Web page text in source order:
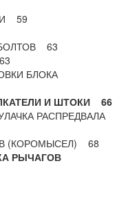
59
63
БЛОКА
И ШТОКИ 66
РАСПРЕДВАЛА
(КОРОМЫСЕЛ) 68
РЫЧАГОВ